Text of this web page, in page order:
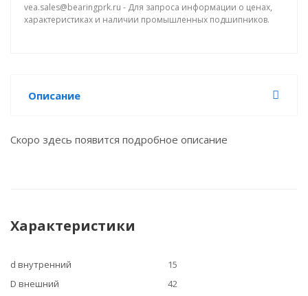
vea.sales@bearingprk.ru - Для запроса информации о ценах,
характеристиках и наличии промышленных подшипников.
Описание
Скоро здесь появится подробное описание
Характеристики
d внутренний
15
D внешний
42